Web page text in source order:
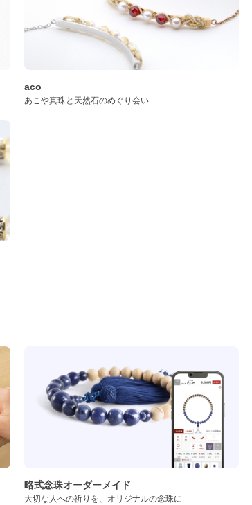
aco
あこや真珠と天然石のめぐり会い
略式念珠オーダーメイド
大切な人への祈りを、オリジナルの念珠に